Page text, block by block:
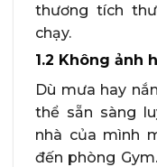
thương tích
chạy.
1.2 Không ảnh
Dù mưa hay
thể sẵn sàng
nhà của mình
đến phòng